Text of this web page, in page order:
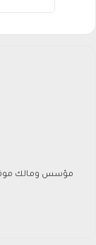
مؤسس ومالك